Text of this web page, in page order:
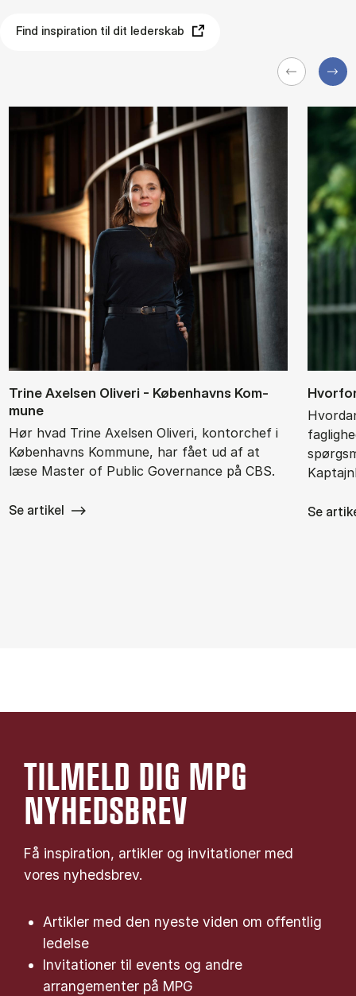
Find inspiration til dit lederskab
Tri­ne Axel­sen Oli­ve­ri - Kø­ben­havns Kom­
mu­ne
Hør hvad Trine Axelsen Oliveri, kontorchef i
Københavns Kommune, har fået ud af at
læse Master of Public Governance på CBS.
Se artikel Se
TILMELD DIG MPG
NYHEDSBREV
Få inspiration, artikler og invitationer med
vores nyhedsbrev.
Artikler med den nyeste viden om offentlig
ledelse
Invitationer til events og andre
arrangementer på MPG